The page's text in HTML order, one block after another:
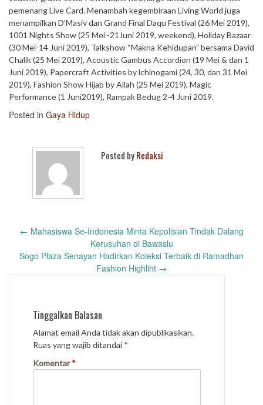
pemenang Live Card. Menambah kegembiraan Living World juga
menampilkan D’Masiv dan Grand Final Daqu Festival (26 Mei 2019),
1001 Nights Show (25 Mei -21Juni 2019, weekend), Holiday Bazaar
(30 Mei-14 Juni 2019), Talkshow “Makna Kehidupan” bersama David
Chalik (25 Mei 2019), Acoustic Gambus Accordion (19 Mei & dan 1
Juni 2019), Papercraft Activities by lchinogami (24, 30, dan 31 Mei
2019), Fashion Show Hijab by Allah (25 Mei 2019), Magic
Performance (1 Juni2019), Rampak Bedug 2-4 Juni 2019.
Posted in Gaya Hidup
Posted byRedaksi
Post
← Mahasiswa Se-Indonesia Minta Kepolisian Tindak Dalang
Kerusuhan di Bawaslu
Sogo Plaza Senayan Hadirkan Koleksi Terbaik di Ramadhan
Fashion Highliht →
Tinggalkan Balasan
Alamat email Anda tidak akan dipublikasikan.
Ruas yang wajib ditandai *
Komentar*